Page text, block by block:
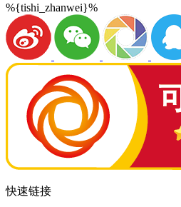
%{tishi_zhanwei}%
快速链接